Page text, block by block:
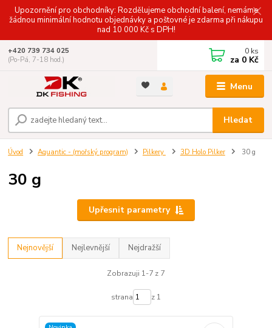
Upozornění pro obchodníky: Rozdělujeme obchodní balení, nemáme
žádnou minimální hodnotu objednávky a poštovné je zdarma při nákupu
nad 10 000 Kč s DPH!
Menu
Hledat
+420 739 734 025
(Po-Pá, 7-18 hod.)
0 ks
za 0 Kč
Úvod Aquantic - (mořský program) Pilkery 3D Holo Pilker 30 g
30 g
Upřesnit parametry
Nejnovější Nejlevnější Nejdražší
Zobrazuji 1-7 z 7
strana z 1